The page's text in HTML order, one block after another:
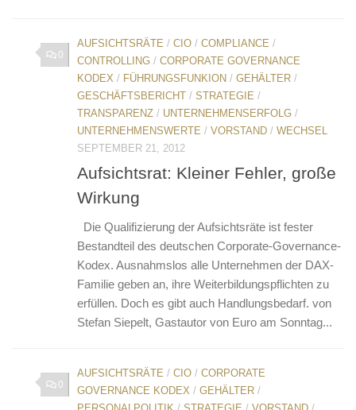
0
AUFSICHTSRÄTE / CIO / COMPLIANCE /
CONTROLLING / CORPORATE GOVERNANCE
KODEX / FÜHRUNGSFUNKION / GEHÄLTER /
GESCHÄFTSBERICHT / STRATEGIE /
TRANSPARENZ / UNTERNEHMENSERFOLG /
UNTERNEHMENSWERTE / VORSTAND / WECHSEL
SEPTEMBER 21, 2012
Aufsichtsrat: Kleiner Fehler, große
Wirkung
Die Qualifizierung der Aufsichtsräte ist fester
Bestandteil des deutschen Corporate-Governance-
Kodex. Ausnahmslos alle Unternehmen der DAX-
Familie geben an, ihre Weiterbildungspflichten zu
erfüllen. Doch es gibt auch Handlungsbedarf. von
Stefan Siepelt, Gastautor von Euro am Sonntag...
0
AUFSICHTSRÄTE / CIO / CORPORATE
GOVERNANCE KODEX / GEHÄLTER /